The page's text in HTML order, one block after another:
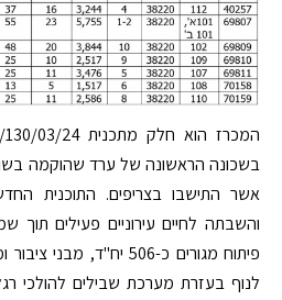
אשר התישבו בצריפים. התוכנית
והשבתה לחיים עירוניים פעילים תוך
פיתוח מגורים כ-506 יח"ד,
לנוף בעזרת מערכת שבילים להולכי